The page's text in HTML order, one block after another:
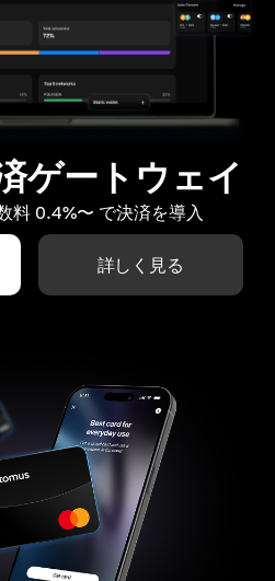
ゲートウェイ
料 0.4%〜 で決済を導入
詳しく見る